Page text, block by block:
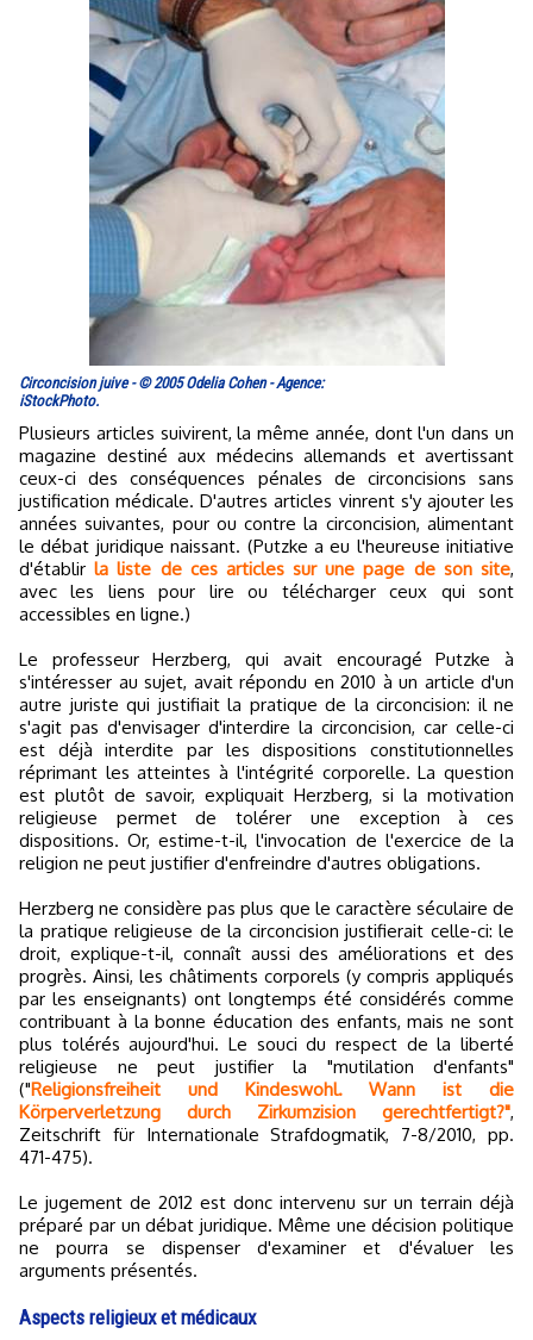
Circoncision juive - © 2005 Odelia Cohen - Agence:
iStockPhoto.
Plusieurs articles suivirent, la même année, dont l'un dans un
magazine destiné aux médecins allemands et avertissant
ceux-ci des conséquences pénales de circoncisions sans
justification médicale. D'autres articles vinrent s'y ajouter les
années suivantes, pour ou contre la circoncision, alimentant
le débat juridique naissant. (Putzke a eu l'heureuse initiative
d'établir la liste de ces articles sur une page de son site,
avec les liens pour lire ou télécharger ceux qui sont
accessibles en ligne.)
Le professeur Herzberg, qui avait encouragé Putzke à
s'intéresser au sujet, avait répondu en 2010 à un article d'un
autre juriste qui justifiait la pratique de la circoncision: il ne
s'agit pas d'envisager d'interdire la circoncision, car celle-ci
est déjà interdite par les dispositions constitutionnelles
réprimant les atteintes à l'intégrité corporelle. La question
est plutôt de savoir, expliquait Herzberg, si la motivation
religieuse permet de tolérer une exception à ces
dispositions. Or, estime-t-il, l'invocation de l'exercice de la
religion ne peut justifier d'enfreindre d'autres obligations.
Herzberg ne considère pas plus que le caractère séculaire de
la pratique religieuse de la circoncision justifierait celle-ci: le
droit, explique-t-il, connaît aussi des améliorations et des
progrès. Ainsi, les châtiments corporels (y compris appliqués
par les enseignants) ont longtemps été considérés comme
contribuant à la bonne éducation des enfants, mais ne sont
plus tolérés aujourd'hui. Le souci du respect de la liberté
religieuse ne peut justifier la "mutilation d'enfants"
("Religionsfreiheit und Kindeswohl. Wann ist die
Körperverletzung durch Zirkumzision gerechtfertigt?",
Zeitschrift für Internationale Strafdogmatik, 7-8/2010, pp.
471-475).
Le jugement de 2012 est donc intervenu sur un terrain déjà
préparé par un débat juridique. Même une décision politique
ne pourra se dispenser d'examiner et d'évaluer les
arguments présentés.
Aspects religieux et médicaux